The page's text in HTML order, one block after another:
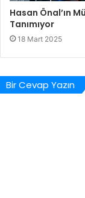
Hasan Önal’ın
Tanımıyor
18 Mart 2025
Bir Cevap Yazın